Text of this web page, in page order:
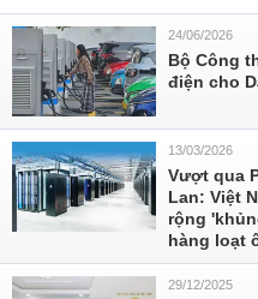
24/06/2026
Bộ Công
điện cho
13/03/2026
Vượt qua
Lan: Việt
rộng
hàng loạt
29/12/2025